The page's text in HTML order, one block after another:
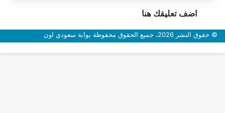
اضف تعليقك هنا
© حقوق النشر 2026، جميع الحقوق محفوظة بوابة سعودي اون